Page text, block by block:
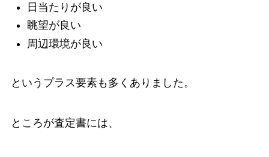
日当たりが良い
眺望が良い
周辺環境が良い
というプラス要素も多くありました。
ところが査定書には、